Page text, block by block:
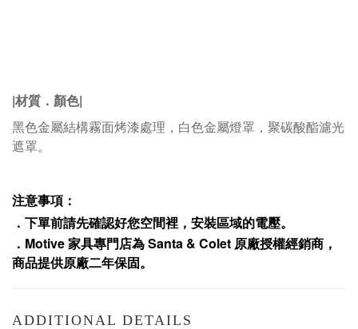
|材質 ． 顏色|
黑色金屬結構霧面烤漆處理，白色金屬燈罩，聚碳酸酯濾光
遮罩。
注意事項：
．下單前請先確認好您空間裡，安裝區域的電壓。
． Motive家具專門店為Santa & Colet 原廠授權經銷商，
商品提供原廠二年保固。
ADDITIONAL DETAILS